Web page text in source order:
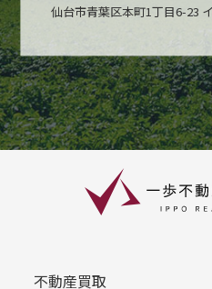
仙台市青葉区本町1丁目6-23
不動産買取